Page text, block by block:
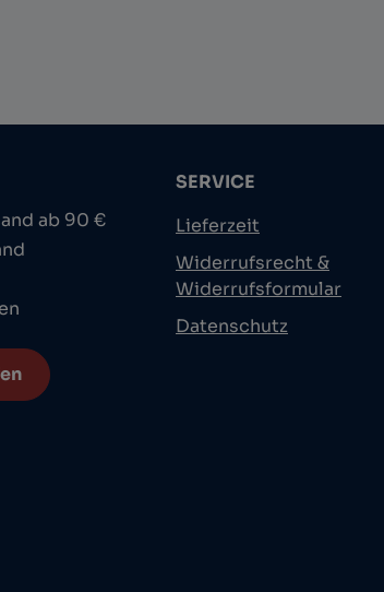
ab 90 €
SERVICE
Lieferzeit
Widerrufsrecht &
Widerrufsformular
Datenschutz